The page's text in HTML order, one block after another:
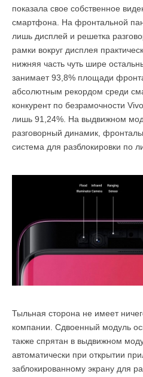
показала свое собственное
смартфона. На фронтальной
лишь дисплей и решетка
рамки вокруг дисплея
нижняя часть чуть шире
занимает 93,8% площади
абсолютным рекордом среди
конкурент по безрамочности
лишь 91,24%. На выдвижном
разговорный динамик,
система для разблокировки по
Тыльная сторона не имеет
компании. Сдвоенный модуль
также спрятан в выдвижном
автоматически при открытии
заблокированному экрану для